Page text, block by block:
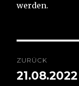
werden.
ZURÜCK
Vorheriger